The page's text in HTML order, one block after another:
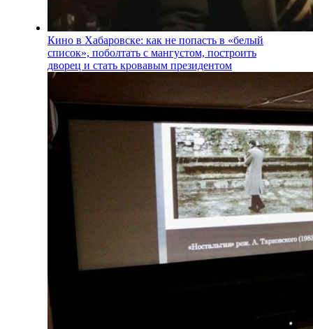
Кино в Хабаровске: как не попасть в «белый
список», поболтать с мангустом, построить
дворец и стать кровавым президентом